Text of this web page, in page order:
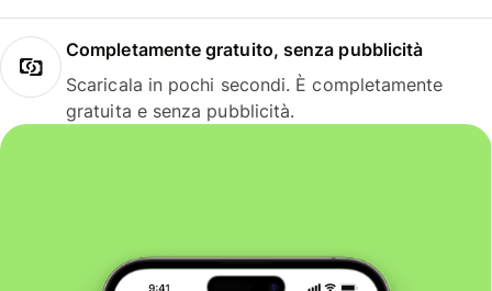
Completamente gratuito, senza pubblicità
Scaricala in pochi secondi. È completamente
gratuita e senza pubblicità.